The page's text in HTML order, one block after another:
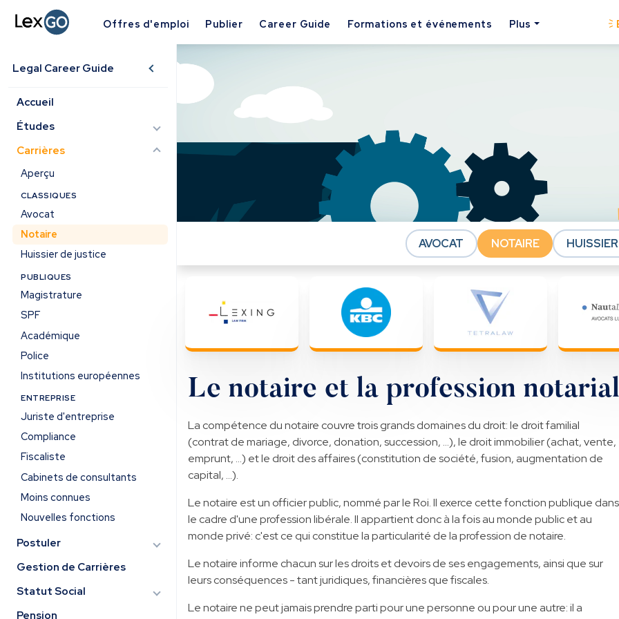
Offres d'emploi Publier Career Guide Formations et événements Plus
Legal Career Guide
Accueil
Études
Carrières
Aperçu
CLASSIQUES
Avocat
Notaire
Huissier de justice
PUBLIQUES
Magistrature
SPF
Académique
Police
Institutions européennes
ENTREPRISE
Juriste d'entreprise
Compliance
Fiscaliste
Cabinets de consultants
Moins connues
Nouvelles fonctions
Postuler
Gestion de Carrières
Statut Social
Pension
AVOCAT NOTAIRE
Le notaire et la profession
La compétence du notaire couvre trois grands domaines du droit: le droit familial
(contrat de mariage, divorce, donation, succession, …), le droit immobilier (achat, vente,
emprunt, …) et le droit des affaires (constitution de société, fusion, augmentation de
capital, …).
Le notaire est un officier public, nommé par le Roi. Il exerce cette fonction publique dans
le cadre d'une profession libérale. Il appartient donc à la fois au monde public et au
monde privé: c'est ce qui constitue la particularité de la profession de notaire.
Le notaire informe chacun sur les droits et devoirs de ses engagements, ainsi que sur
leurs conséquences - tant juridiques, financières que fiscales.
Le notaire ne peut jamais prendre parti pour une personne ou pour une autre: il a